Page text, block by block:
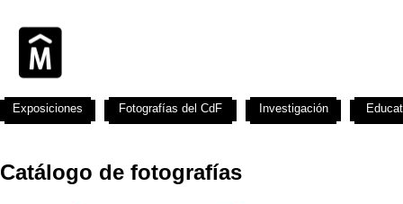
Catálogo de fotografías
Exposiciones Fotografías del CdF Investigación